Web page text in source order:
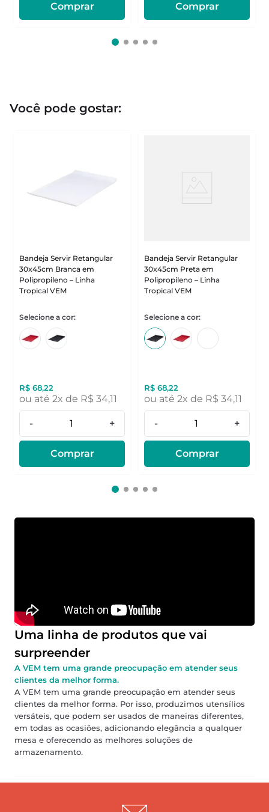
Comprar Comprar
Você pode gostar:
Bandeja Servir Retangular
30x45cm Branca em
Polipropileno – Linha
Tropical VEM
R$ 68,22
ou até 2x de R$ 34,11
- +
Comprar
Bandeja Servir Retangular
30x45cm Preta em
Polipropileno – Linha
Tropical VEM
R$ 68,22
ou até 2x de R$ 34,11
- +
Comprar
Uma linha de produtos que vai
surpreender
A VEM tem uma grande preocupação em atender seus
clientes da melhor forma.
A VEM tem uma grande preocupação em atender seus
clientes da melhor forma. Por isso, produzimos utensílios
versáteis, que podem ser usados de maneiras diferentes,
em todas as ocasiões, adicionando elegância a qualquer
mesa e oferecendo as melhores soluções de
armazenamento.